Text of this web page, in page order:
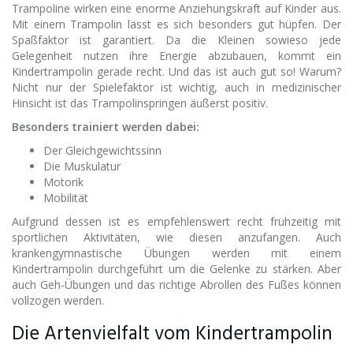
Trampoline wirken eine enorme Anziehungskraft auf Kinder aus.
Mit einem Trampolin lässt es sich besonders gut hüpfen. Der
Spaßfaktor ist garantiert. Da die Kleinen sowieso jede
Gelegenheit nutzen ihre Energie abzubauen, kommt ein
Kindertrampolin gerade recht. Und das ist auch gut so! Warum?
Nicht nur der Spielefaktor ist wichtig, auch in medizinischer
Hinsicht ist das Trampolinspringen äußerst positiv.
Besonders trainiert werden dabei:
Der Gleichgewichtssinn
Die Muskulatur
Motorik
Mobilität
Aufgrund dessen ist es empfehlenswert recht frühzeitig mit
sportlichen Aktivitäten, wie diesen anzufangen. Auch
krankengymnastische Übungen werden mit einem
Kindertrampolin durchgeführt um die Gelenke zu stärken. Aber
auch Geh-Übungen und das richtige Abrollen des Fußes können
vollzogen werden.
Die Artenvielfalt vom Kindertrampolin